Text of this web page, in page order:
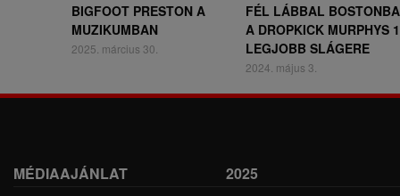
BIGFOOT PRESTON A
MUZIKUMBAN
2025. március 30.
FÉL LÁBBAL
A DROPKICK MURPHYS
LEGJOBB SLÁGERE
2024. május 3.
MÉDIAAJÁNLAT 2025